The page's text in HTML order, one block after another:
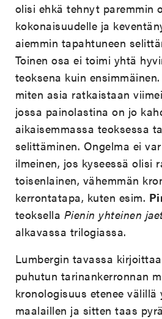
olisi ehkä tehnyt paremmin
kokonaisuudelle ja
aiemmin tapahtuneen
Toinen osa ei toimi yhtä
teoksena kuin
miten asia ratkaistaan
jossa painolastina on jo
aikaisemmassa teoksessa
selittäminen. Ongelma ei
ilmeinen, jos kyseessä olisi
toisenlainen, vähemmän
kerrontatapa, kuten esim.
teoksella Pienin yhteinen
alkavassa trilogiassa.
Lumbergin tavassa
puhutun tarinankerronnan
kronologisuus etenee
maalaillen ja sitten taas